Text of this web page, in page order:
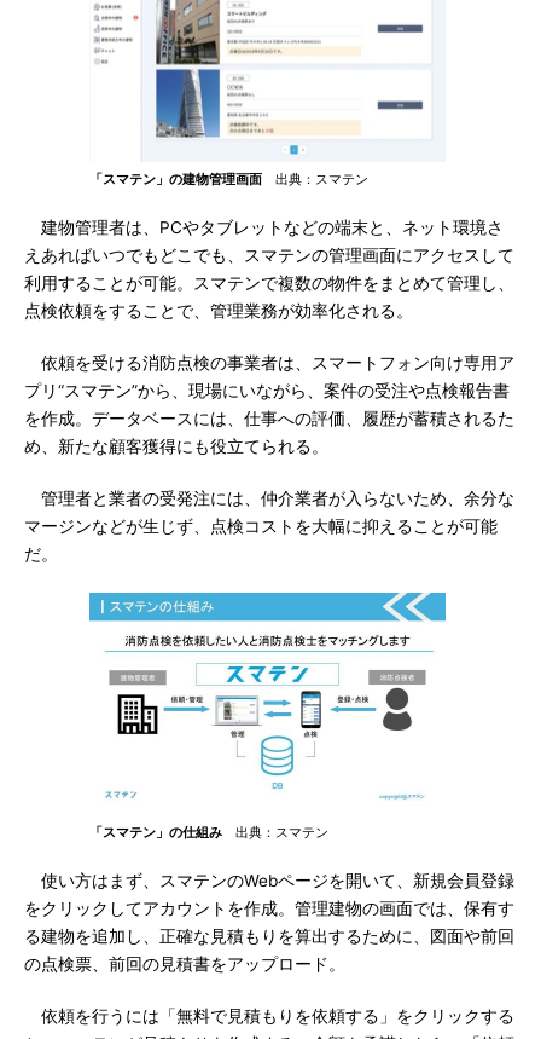
「スマテン」の建物管理画面 出典：スマテン
建物管理者は、PCやタブレットなどの端末と、ネット環境さ
えあればいつでもどこでも、スマテンの管理画面にアクセスして
利用することが可能。スマテンで複数の物件をまとめて管理し、
点検依頼をすることで、管理業務が効率化される。
依頼を受ける消防点検の事業者は、スマートフォン向け専用ア
プリ“スマテン”から、現場にいながら、案件の受注や点検報告書
を作成。データベースには、仕事への評価、履歴が蓄積されるた
め、新たな顧客獲得にも役立てられる。
管理者と業者の受発注には、仲介業者が入らないため、余分な
マージンなどが生じず、点検コストを大幅に抑えることが可能
だ。
「スマテン」の仕組み 出典：スマテン
使い方はまず、スマテンのWebページを開いて、新規会員登録
をクリックしてアカウントを作成。管理建物の画面では、保有す
る建物を追加し、正確な見積もりを算出するために、図面や前回
の点検票、前回の見積書をアップロード。
依頼を行うには「無料で見積もりを依頼する」をクリックする